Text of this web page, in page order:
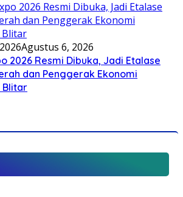
Agustus 6, 2026
2026 Resmi Dibuka, Jadi Etalase
dan Penggerak Ekonomi
Blitar